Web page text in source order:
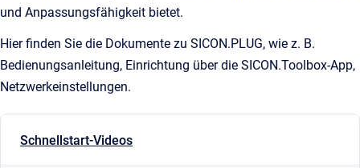
und Anpassungsfähigkeit bietet.
Hier finden Sie die Dokumente zu SICON.PLUG, wie z. B.
Bedienungsanleitung, Einrichtung über die SICON.Toolbox-App,
Netzwerkeinstellungen.
Schnellstart-Videos